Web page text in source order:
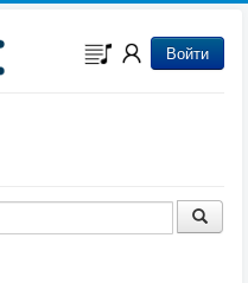
Войти
Музыка из сериалов